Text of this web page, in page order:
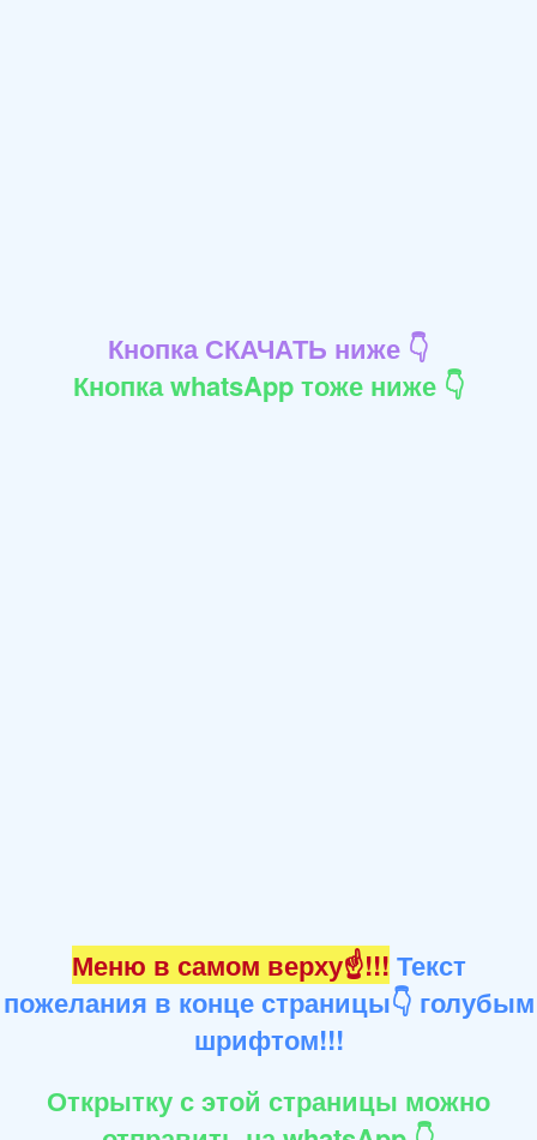
Кнопка СКАЧАТЬ ниже 👇
Кнопка whatsApp тоже ниже 👇
Меню в самом верху☝!!! Текст
пожелания в конце страницы👇 голубым
шрифтом!!!
Открытку с этой страницы можно